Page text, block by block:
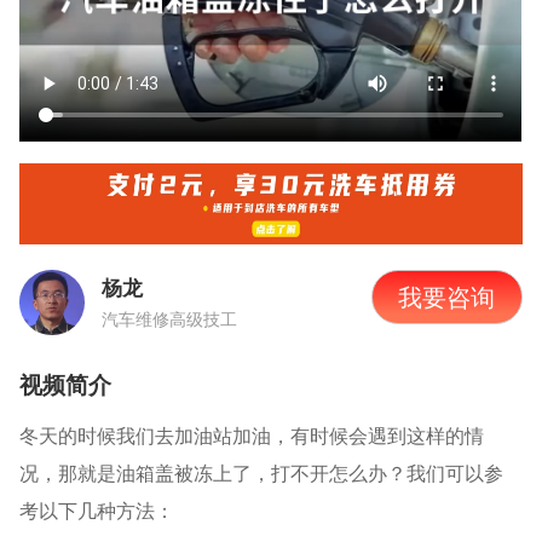
杨龙
汽车维修高级技工
我要咨询
视频简介
冬天的时候我们去加油站加油，有时候会遇到这样的情
况，那就是油箱盖被冻上了，打不开怎么办？我们可以参
考以下几种方法：